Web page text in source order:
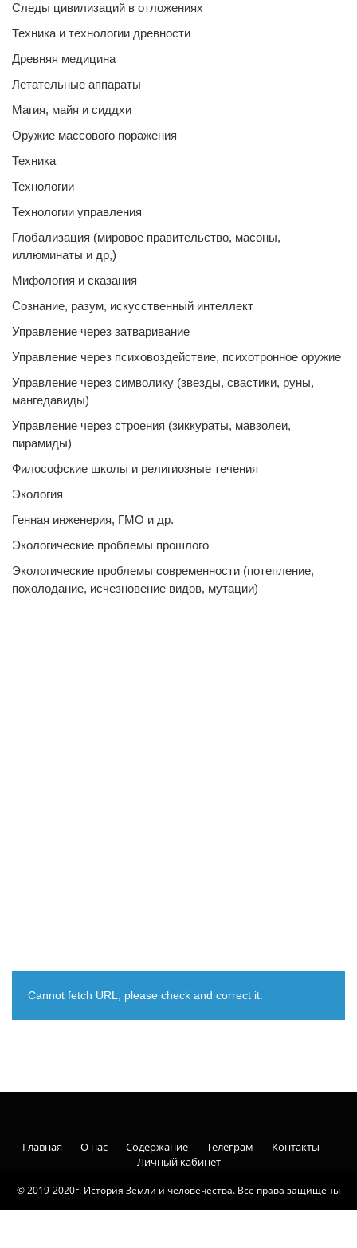
Следы цивилизаций в отложениях
Техника и технологии древности
Древняя медицина
Летательные аппараты
Магия, майя и сиддхи
Оружие массового поражения
Техника
Технологии
Технологии управления
Глобализация (мировое правительство, масоны,
иллюминаты и др,)
Мифология и сказания
Сознание, разум, искусственный интеллект
Управление через затваривание
Управление через психовоздействие, психотронное оружие
Управление через символику (звезды, свастики, руны,
мангедавиды)
Управление через строения (зиккураты, мавзолеи,
пирамиды)
Философские школы и религиозные течения
Экология
Генная инженерия, ГМО и др.
Экологические проблемы прошлого
Экологические проблемы современности (потепление,
похолодание, исчезновение видов, мутации)
Cannot fetch URL, please check and correct it.
© 2019-2020г. История Земли и человечества. Все права защищены
Главная О нас Содержание Телеграм
Контакты
Личный кабинет